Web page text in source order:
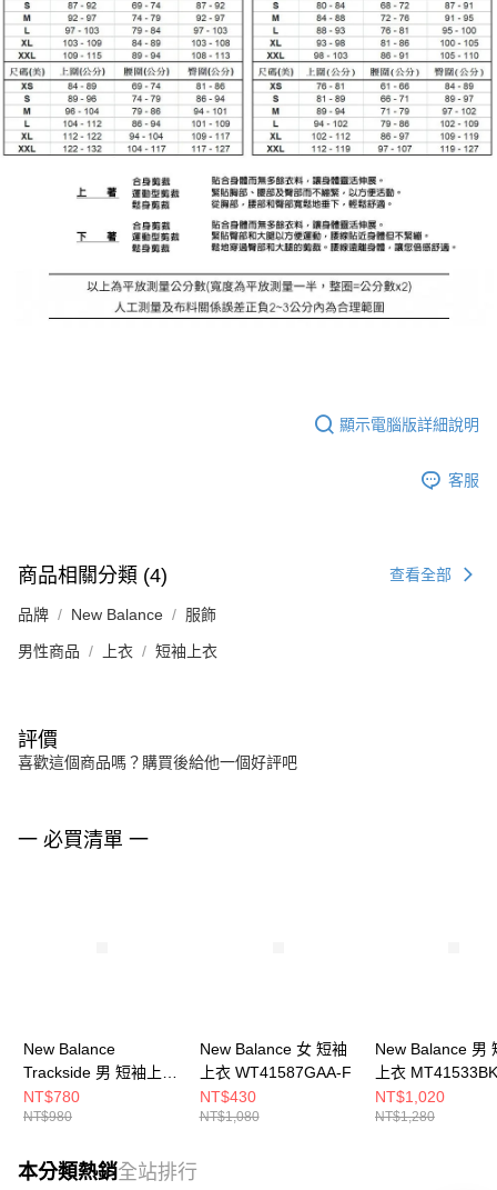
顯示電腦版詳細說明
客服
商品相關分類 (4) 查看全部
品牌 New Balance 服飾
男性商品 上衣 短袖上衣
評價
喜歡這個商品嗎？購買後給他一個好評吧
一 必買清單 一
New Balance
Trackside 男 短袖上衣
MT61D0U5WT-F
NT$780
NT$980
New Balance 女 短袖
上衣 WT41587GAA-F
NT$430
NT$1,080
New Balance 男
上衣
NT$1,020
NT$1,280
本分類熱銷全站排行